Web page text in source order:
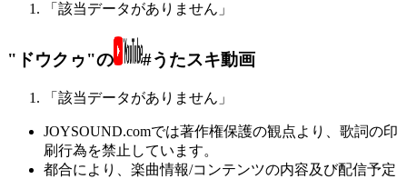
「該当データがありません」
"ドウクゥ"の #うたスキ動画
「該当データがありません」
JOYSOUND.comでは著作権保護の観点より、歌詞の印
刷行為を禁止しています。
都合により、楽曲情報/コンテンツの内容及び配信予定